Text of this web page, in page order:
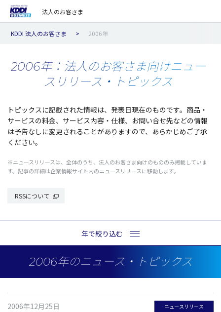
法人のお客さま
KDDI 法人のお客さま 2006年
2006年：法人のお客さま向けニュー
スリリース・トピックス
トピックスに記載された情報は、発表日現在のものです。商品・
サービスの料金、サービス内容・仕様、お問い合せ先などの情報
は予告なしに変更されることがありますので、あらかじめご了承
ください。
※ニュースリリースは、全体のうち、法人のお客さま向けのもののみ掲載していま
す。記事の詳細は企業情報サイト内のニュースリリースに移動します。
RSSについて
年で絞り込む
2006年のニュース・トピックス
2006年12月25日 ニュースリリース